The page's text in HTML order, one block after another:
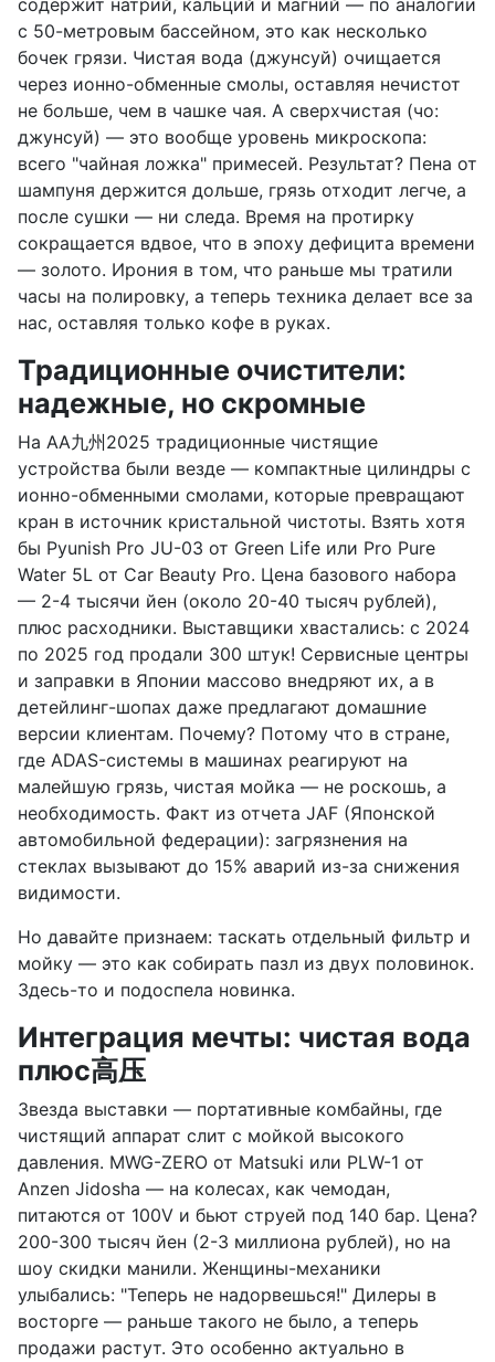
содержит натрий, кальций и магний — по аналогии
с 50-метровым бассейном, это как несколько
бочек грязи. Чистая вода (джунсуй) очищается
через ионно-обменные смолы, оставляя нечистот
не больше, чем в чашке чая. А сверхчистая (чо:
джунсуй) — это вообще уровень микроскопа:
всего "чайная ложка" примесей. Результат? Пена от
шампуня держится дольше, грязь отходит легче, а
после сушки — ни следа. Время на протирку
сокращается вдвое, что в эпоху дефицита времени
— золото. Ирония в том, что раньше мы тратили
часы на полировку, а теперь техника делает все за
нас, оставляя только кофе в руках.
Традиционные очистители:
надежные, но скромные
На AA九州2025 традиционные чистящие
устройства были везде — компактные цилиндры с
ионно-обменными смолами, которые превращают
кран в источник кристальной чистоты. Взять хотя
бы Pyunish Pro JU-03 от Green Life или Pro Pure
Water 5L от Car Beauty Pro. Цена базового набора
— 2-4 тысячи йен (около 20-40 тысяч рублей),
плюс расходники. Выставщики хвастались: с 2024
по 2025 год продали 300 штук! Сервисные центры
и заправки в Японии массово внедряют их, а в
детейлинг-шопах даже предлагают домашние
версии клиентам. Почему? Потому что в стране,
где ADAS-системы в машинах реагируют на
малейшую грязь, чистая мойка — не роскошь, а
необходимость. Факт из отчета JAF (Японской
автомобильной федерации): загрязнения на
стеклах вызывают до 15% аварий из-за снижения
видимости.
Но давайте признаем: таскать отдельный фильтр и
мойку — это как собирать пазл из двух половинок.
Здесь-то и подоспела новинка.
Интеграция мечты: чистая вода
плюс高压
Звезда выставки — портативные комбайны, где
чистящий аппарат слит с мойкой высокого
давления. MWG-ZERO от Matsuki или PLW-1 от
Anzen Jidosha — на колесах, как чемодан,
питаются от 100V и бьют струей под 140 бар. Цена?
200-300 тысяч йен (2-3 миллиона рублей), но на
шоу скидки манили. Женщины-механики
улыбались: "Теперь не надорвешься!" Дилеры в
восторге — раньше такого не было, а теперь
продажи растут. Это особенно актуально в